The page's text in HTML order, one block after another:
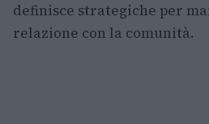
definisce strategiche per
relazione con la comunità.